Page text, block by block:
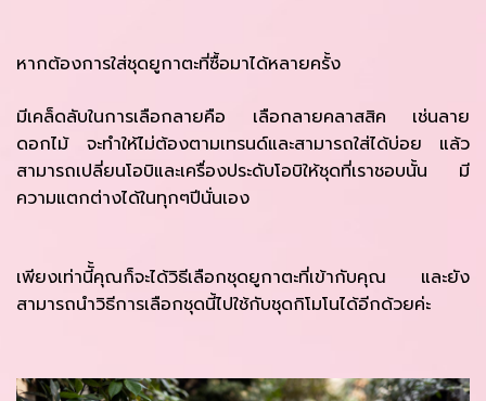
หากต้องการใส่ชุดยูกาตะที่ซื้อมาได้หลายครั้ง
มีเคล็ดลับในการเลือกลายคือ เลือกลายคลาสสิค เช่นลาย
ดอกไม้ จะทำให้ไม่ต้องตามเทรนด์และสามารถใส่ได้บ่อย แล้ว
สามารถเปลี่ยนโอบิและเครื่องประดับโอบิให้ชุดที่เราชอบนั้น มี
ความแตกต่างได้ในทุกๆปีนั่นเอง
เพียงเท่านีั้คุณก็จะได้วิธีเลือกชุดยูกาตะที่เข้ากับคุณ และยัง
สามารถนำวิธีการเลือกชุดนี้ไปใช้กับชุดกิโมโนได้อีกด้วยค่ะ